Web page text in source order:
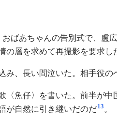
ばあちゃんの告別式で、盧
の層を求めて再撮影を要求
み、長い間泣いた。相手役
〈魚仔〉を書いた。前半が
が自然に引き継いだのだ13。